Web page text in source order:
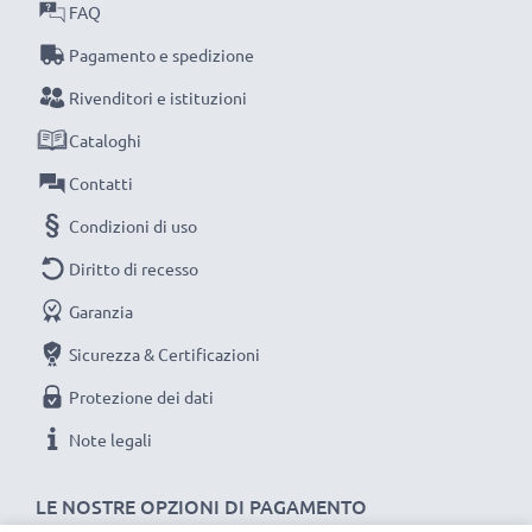
AC Adapter / Power Supply:
Marca: subtel
Collegamento 1: Mini USB
Tensione di uscita / Output Volt: 5V
Amperaggio / Output ampere: 1A / 1000mA
Potenza / Power Watt: 5W
LE NOSTRE OPZIONI DI PAGAMENTO
FAQ
Pagamento e spedizione
Rivenditori e istituzioni
Cataloghi
Contatti
Condizioni di uso
Diritto di recesso
Garanzia
Sicurezza & Certificazioni
Protezione dei dati
Note legali